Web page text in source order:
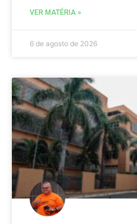
VER MATÉRIA »
6 de agosto de 2026